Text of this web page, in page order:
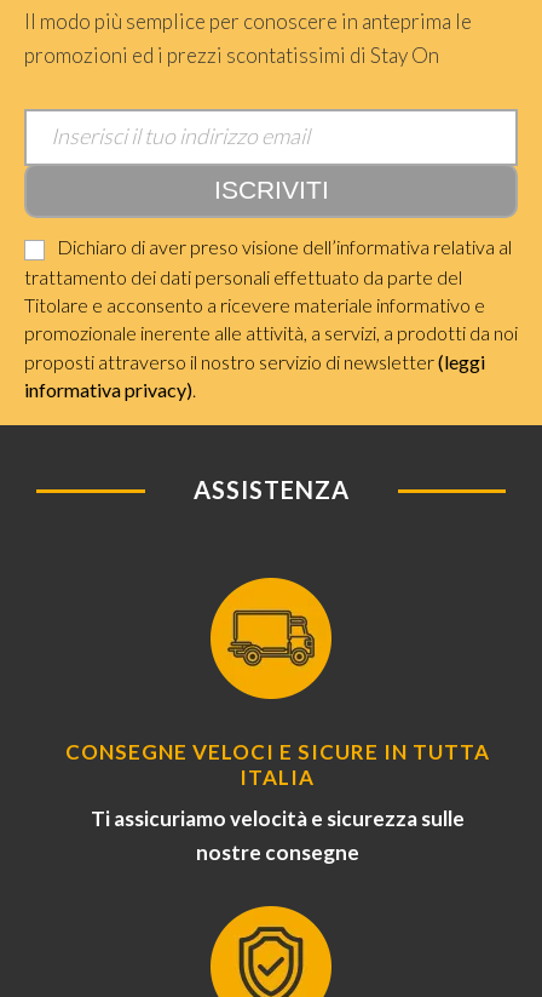
Il modo più semplice per conoscere in anteprima le
promozioni ed i prezzi scontatissimi di Stay On
Dichiaro di aver preso visione dell’informativa relativa al
trattamento dei dati personali effettuato da parte del
Titolare e acconsento a ricevere materiale informativo e
promozionale inerente alle attività, a servizi, a prodotti da noi
proposti attraverso il nostro servizio di newsletter(leggi
informativa privacy).
ASSISTENZA
CONSEGNE VELOCI E SICURE IN TUTTA
ITALIA
Ti assicuriamo velocità e sicurezza sulle
nostre consegne